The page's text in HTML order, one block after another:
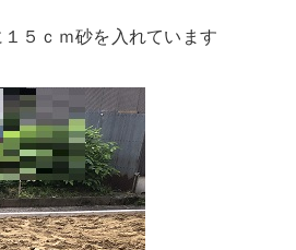
５ｃｍ砂を入れています